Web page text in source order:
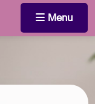
Menu